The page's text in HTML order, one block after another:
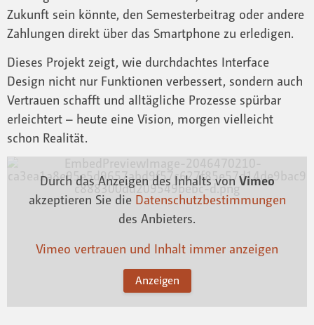
Zukunft sein könnte, den Semesterbeitrag oder andere
Zahlungen direkt über das Smartphone zu erledigen.
Dieses Projekt zeigt, wie durchdachtes Interface
Design nicht nur Funktionen verbessert, sondern auch
Vertrauen schafft und alltägliche Prozesse spürbar
erleichtert – heute eine Vision, morgen vielleicht
schon Realität.
Durch das Anzeigen des Inhalts von Vimeo
akzeptieren Sie die Datenschutzbestimmungen
des Anbieters.
Vimeo vertrauen und Inhalt immer anzeigen
Anzeigen